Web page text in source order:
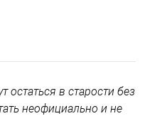
остаться в старости без
неофициально и не